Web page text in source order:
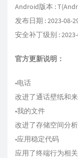
Android版本 :
发布日期 : 2023-08-
安全补丁级别 :
官方更新说明：
•电话
改进了通话壁纸和
•我的文件
改进了存储空间分析
•应用稳定代码
应用了终端行为相关